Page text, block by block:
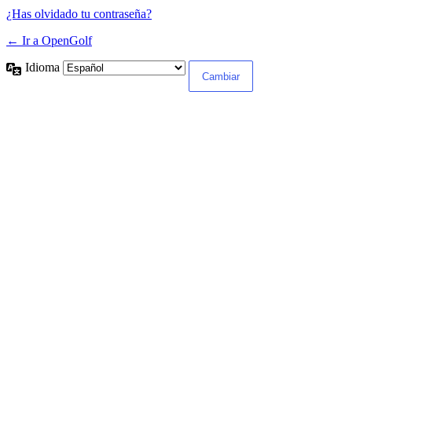
¿Has olvidado tu contraseña?
← Ir a OpenGolf
Idioma